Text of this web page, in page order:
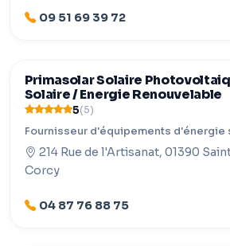
09 51 69 39 72
Primasolar Solaire
Solaire / Energie Renouvelable
5(5)
Fournisseur d'équipements d'énergie
214 Rue de l'Artisanat, 01390
Corcy
04 87 76 88 75